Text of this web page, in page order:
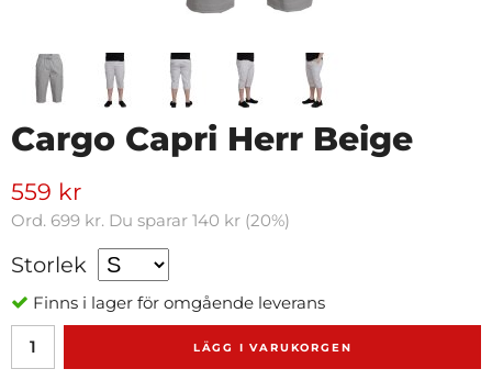
Cargo Capri Herr Beige
559 kr
Ord. 699 kr. Du sparar 140 kr (20%)
Storlek
Finns i lager för omgående leverans
LÄGG I VARUKORGEN